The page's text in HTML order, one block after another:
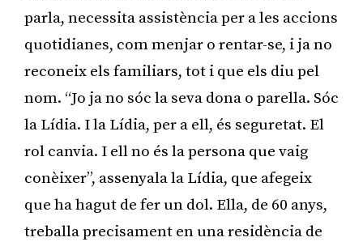
parla, necessita assistència per a les accions
quotidianes, com menjar o rentar-se, i ja no
reconeix els familiars, tot i que els diu pel
nom. “Jo ja no sóc la seva dona o parella. Sóc
la Lídia. I la Lídia, per a ell, és seguretat. El
rol canvia. I ell no és la persona que vaig
conèixer”, assenyala la Lídia, que afegeix
que ha hagut de fer un dol. Ella, de 60 anys,
treballa precisament en una residència de